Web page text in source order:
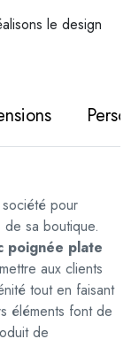
le design
pour
de sa boutique.
poignée plate
aux clients
tout en faisant
éléments font de
de